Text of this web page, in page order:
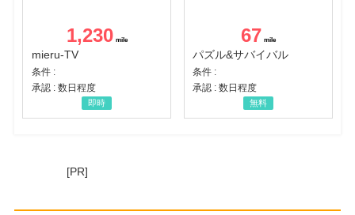
1,230
mieru-TV
条件 :
承認 : 数日程度
即時
67
パズル&サバイバル
条件 :
承認 : 数日程度
無料
[PR]